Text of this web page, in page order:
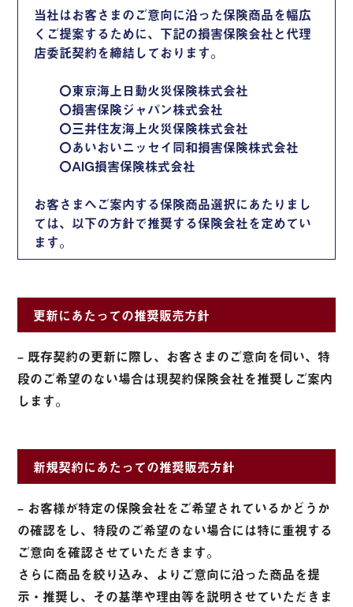
当社はお客さまのご意向に沿った保険商品を幅広
くご提案するために、下記の損害保険会社と代理
店委託契約を締結しております。
〇東京海上日動火災保険株式会社
〇損害保険ジャパン株式会社
〇三井住友海上火災保険株式会社
〇あいおいニッセイ同和損害保険株式会社
〇AIG損害保険株式会社
お客さまへご案内する保険商品選択にあたりまし
ては、以下の方針で推奨する保険会社を定めてい
ます。
更新にあたっての推奨販売方針
– 既存契約の更新に際し、お客さまのご意向を伺い、特
段のご希望のない場合は現契約保険会社を推奨しご案内
します。
新規契約にあたっての推奨販売方針
– お客様が特定の保険会社をご希望されているかどうか
の確認をし、特段のご希望のない場合には特に重視する
ご意向を確認させていただきます。
さらに商品を絞り込み、よりご意向に沿った商品を提
示・推奨し、その基準や理由等を説明させていただきま